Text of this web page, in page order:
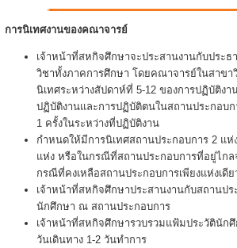
การนิเทศงานของคณาจารย์
เจ้าหน้าที่สหกิจศึกษาจะประสานงานกับประ
วิชาทั้งภาคการศึกษา โดยคณาจารย์ในสาข
นิเทศระหว่างสัปดาห์ที่ 5-12 ของการปฏิบัติง
ปฏิบัติงานและการปฏิบัติตนในสถานประกอบ
1 ครั้งในระหว่างที่ปฏิบัติงาน
กำหนดให้มีการนิเทศสถานประกอบการ 2 แ
แห่ง หรือในกรณีที่สถานประกอบการที่อยู่ไกล
กรณีที่คงเหลือสถานประกอบการเพียงแห่งเดี
เจ้าหน้าที่สหกิจศึกษาประสานงานกับสถานป
นักศึกษา ณ สถานประกอบการ
เจ้าหน้าที่สหกิจศึกษารวบรวมแฟ้มประวัตินัก
วันเดินทาง 1-2 วันทำการ